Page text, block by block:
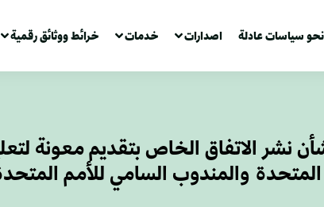
نحو سياسات عادلة اصدارات خدمات خرائط ووثائق رقمية
وزير الخارجية رقم 13 لسنة 1970بشأن نشر الاتفاق
والمندوب السامي للأمم